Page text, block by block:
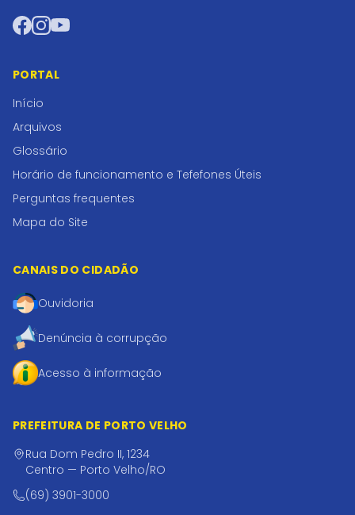
Facebook
Instagram
YouTube
PORTAL
Início
Arquivos
Glossário
Horário de funcionamento e Tefefones Úteis
Perguntas frequentes
Mapa do Site
CANAIS DO CIDADÃO
Ouvidoria
Denúncia à corrupção
Acesso à informação
PREFEITURA DE PORTO VELHO
Rua Dom Pedro II, 1234
Centro — Porto Velho/RO
(69) 3901-3000